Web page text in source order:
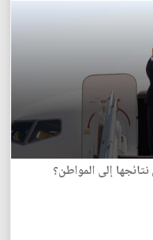
إلى المواطن؟